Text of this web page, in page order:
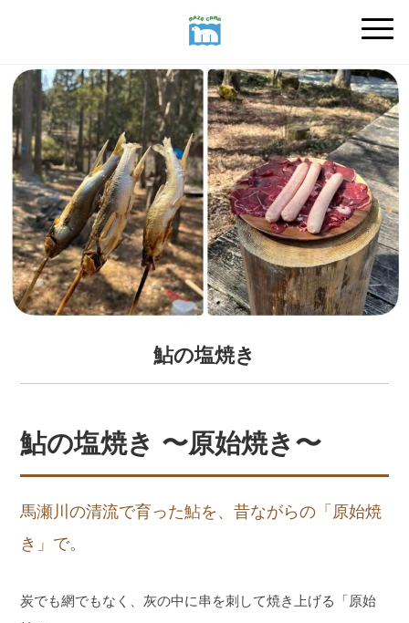
鮎の塩焼き
鮎の塩焼き 〜原始焼き〜
馬瀬川の清流で育った鮎を、昔ながらの「原始焼
き」で。
炭でも網でもなく、灰の中に串を刺して焼き上げる「原始